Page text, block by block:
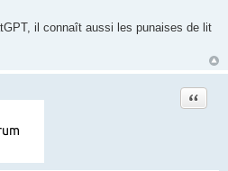
il connaît aussi les punaises de lit
Citation